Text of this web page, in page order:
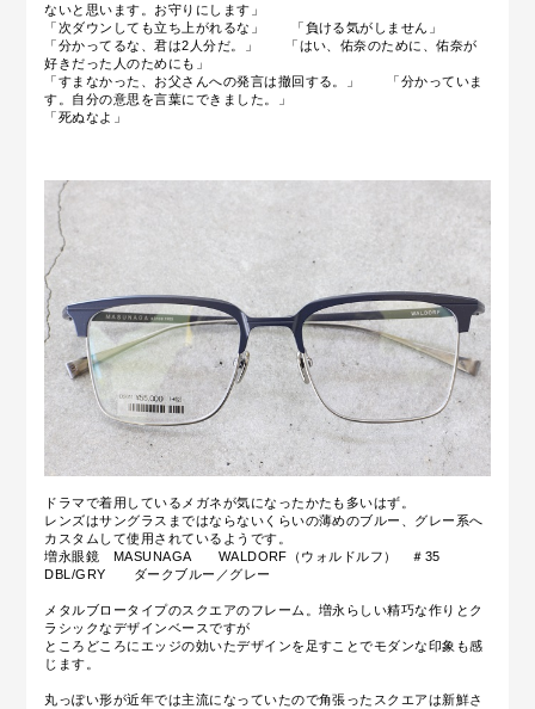
ないと思います。お守りにします」
「次ダウンしても立ち上がれるな」 「負ける気がしません」
「分かってるな、君は2人分だ。」 「はい、佑奈のために、佑奈が
好きだった人のためにも」
「すまなかった、お父さんへの発言は撤回する。」 「分かっていま
す。自分の意思を言葉にできました。」
「死ぬなよ」
ドラマで着用しているメガネが気になったかたも多いはず。
レンズはサングラスまではならないくらいの薄めのブルー、グレー系へ
カスタムして使用されているようです。
増永眼鏡 MASUNAGA WALDORF（ウォルドルフ） ＃35
DBL/GRY ダークブルー／グレー
メタルブロータイプのスクエアのフレーム。増永らしい精巧な作りとク
ラシックなデザインベースですが
ところどころにエッジの効いたデザインを足すことでモダンな印象も感
じます。
丸っぽい形が近年では主流になっていたので角張ったスクエアは新鮮さ